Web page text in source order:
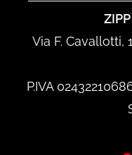
Via F. Cavallotti,
P.IVA